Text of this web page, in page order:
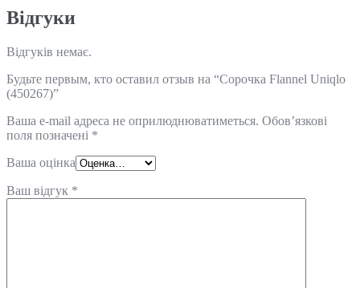
Відгуки
Відгуків немає.
Будьте первым, кто оставил отзыв на “Сорочка Flannel Uniqlo
(450267)”
Ваша e-mail адреса не оприлюднюватиметься. Обов’язкові
поля позначені *
Ваша оцінка
Ваш відгук *